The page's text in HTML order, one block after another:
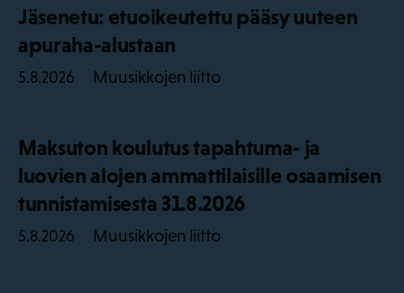
Jäsenetu: etuoikeutettu pääsy uuteen
apuraha-alustaan
5.8.2026 Muusikkojen liitto
Maksuton koulutus tapahtuma- ja
luovien alojen ammattilaisille osaamisen
tunnistamisesta 31.8.2026
5.8.2026 Muusikkojen liitto